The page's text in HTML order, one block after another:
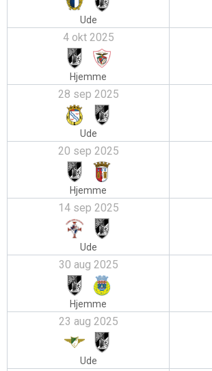
Ude
4 okt 2025
Hjemme
28 sep 2025
Ude
20 sep 2025
Hjemme
14 sep 2025
Ude
30 aug 2025
Hjemme
23 aug 2025
Ude